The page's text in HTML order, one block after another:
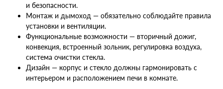
и безопасности.
Монтаж и дымоход — обязательно соблюдайте правила
установки и вентиляции.
Функциональные возможности — вторичный дожиг,
конвекция, встроенный зольник, регулировка воздуха,
система очистки стекла.
Дизайн — корпус и стекло должны гармонировать с
интерьером и расположением печи в комнате.